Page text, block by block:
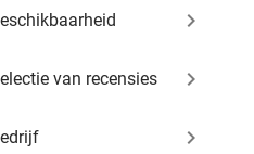
keyboard_arrow_right
van recensies keyboard_arrow_right
keyboard_arrow_right